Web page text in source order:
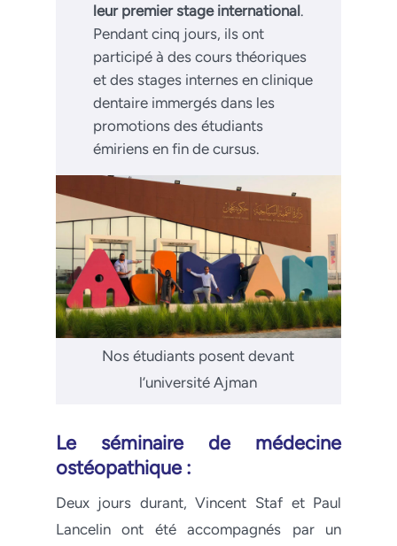
leur premier stage international.
Pendant cinq jours, ils ont
participé à des cours théoriques
et des stages internes en clinique
dentaire immergés dans les
promotions des étudiants
émiriens en fin de cursus.
Nos étudiants posent devant
l’université Ajman
Le séminaire de médecine
ostéopathique :
Deux jours durant, Vincent Staf et Paul
Lancelin ont été accompagnés par un